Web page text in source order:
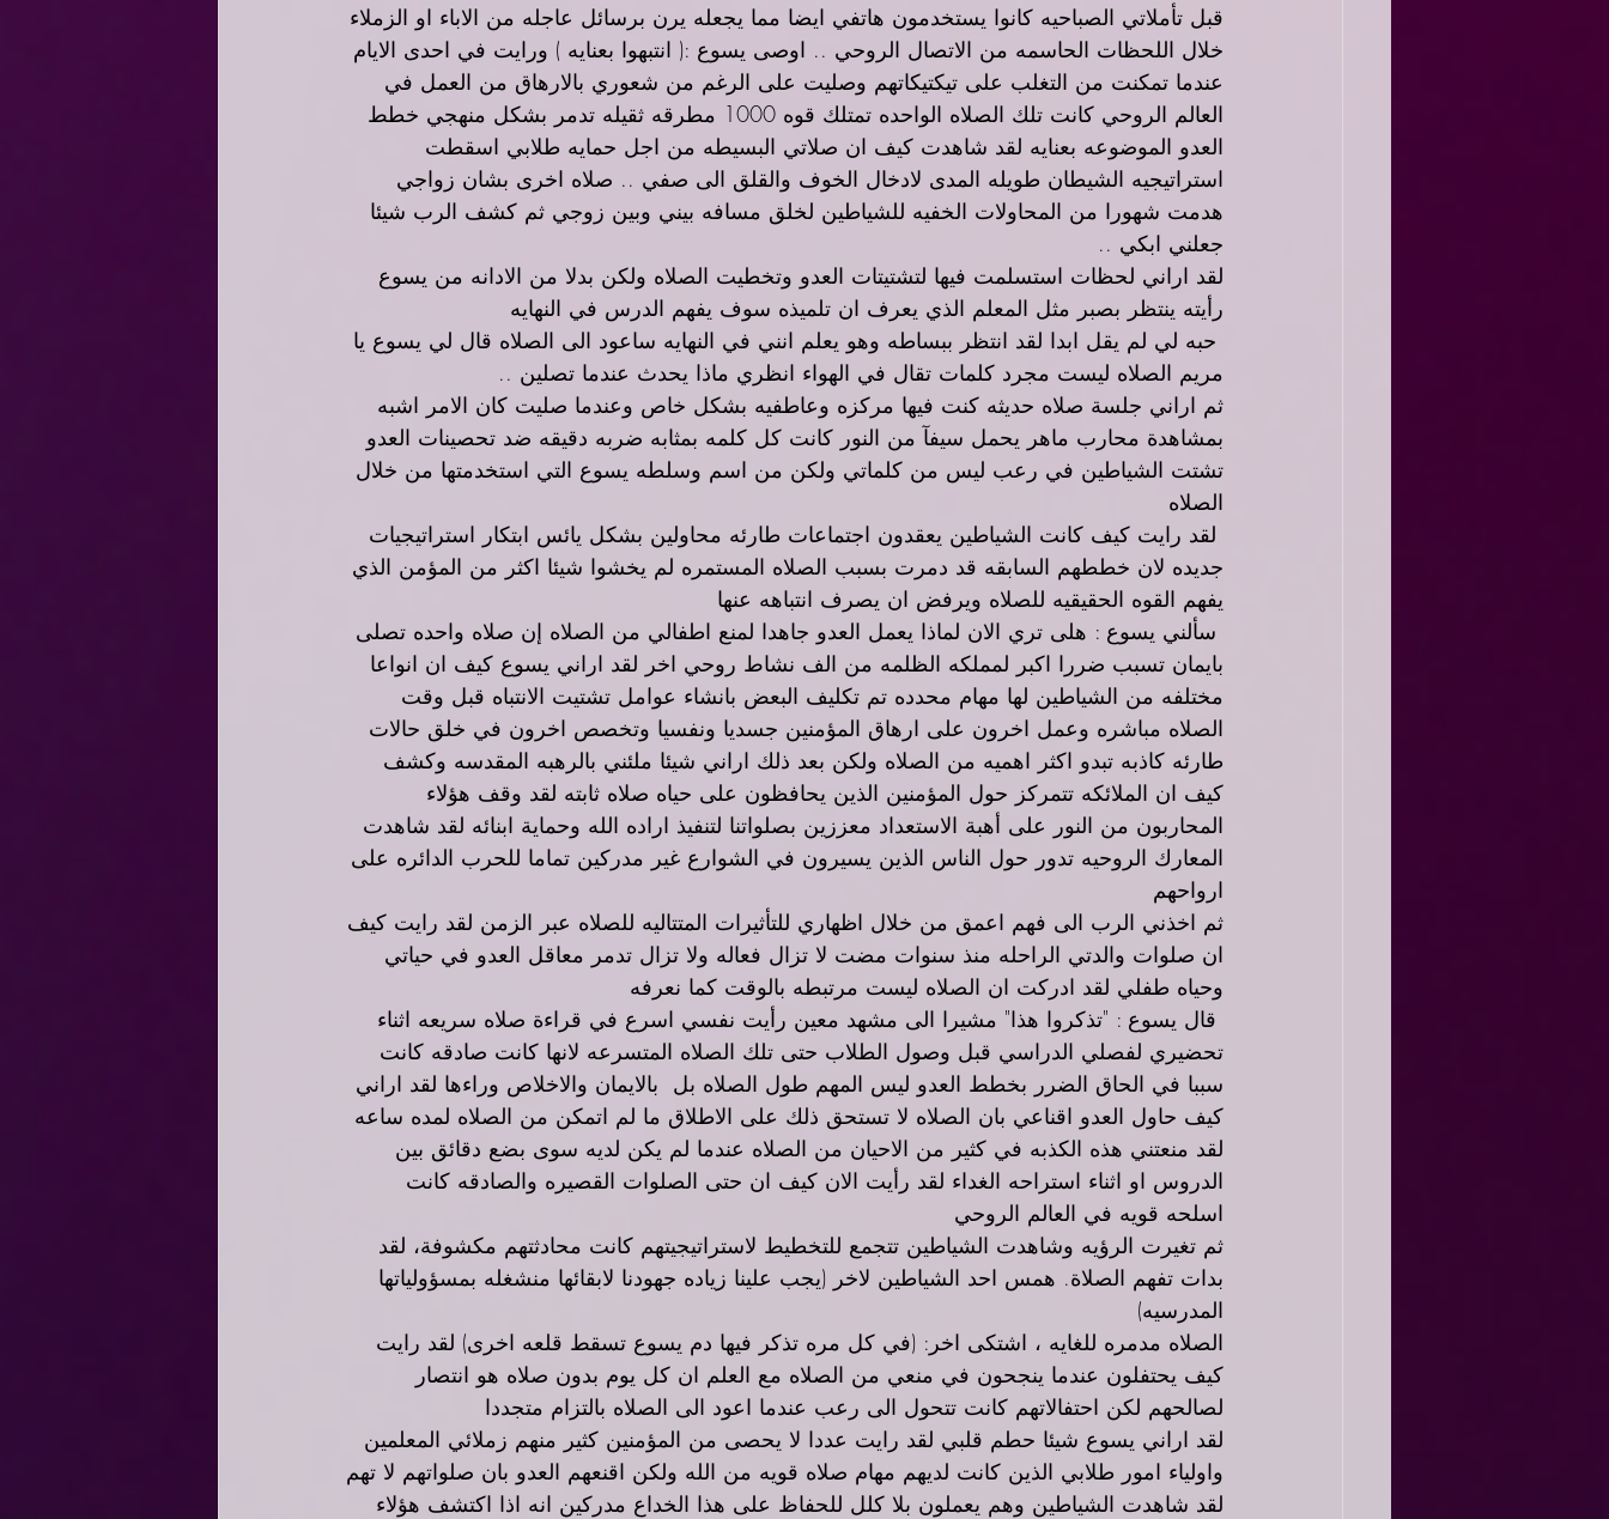
قبل تأملاتي الصباحيه كانوا يستخدمون هاتفي ايضا مما يجعله يرن برسائل عاجله من الاباء او الزملاء
خلال اللحظات الحاسمه من الاتصال الروحي .. اوصى يسوع :( انتبهوا بعنايه ) ورايت في احدى الايام
عندما تمكنت من التغلب على تيكتيكاتهم وصليت على الرغم من شعوري بالارهاق من العمل في
العالم الروحي كانت تلك الصلاه الواحده تمتلك قوه 1000 مطرقه ثقيله تدمر بشكل منهجي خطط
العدو الموضوعه بعنايه لقد شاهدت كيف ان صلاتي البسيطه من اجل حمايه طلابي اسقطت
استراتيجيه الشيطان طويله المدى لادخال الخوف والقلق الى صفي .. صلاه اخرى بشان زواجي
هدمت شهورا من المحاولات الخفيه للشياطين لخلق مسافه بيني وبين زوجي ثم كشف الرب شيئا
جعلني ابكي ..
لقد اراني لحظات استسلمت فيها لتشتيتات العدو وتخطيت الصلاه ولكن بدلا من الادانه من يسوع
رأيته ينتظر بصبر مثل المعلم الذي يعرف ان تلميذه سوف يفهم الدرس في النهايه
حبه لي لم يقل ابدا لقد انتظر ببساطه وهو يعلم انني في النهايه ساعود الى الصلاه قال لي يسوع يا
مريم الصلاه ليست مجرد كلمات تقال في الهواء انظري ماذا يحدث عندما تصلين ..
ثم اراني جلسة صلاه حديثه كنت فيها مركزه وعاطفيه بشكل خاص وعندما صليت كان الامر اشبه
بمشاهدة محارب ماهر يحمل سيفآ من النور كانت كل كلمه بمثابه ضربه دقيقه ضد تحصينات العدو
تشتت الشياطين في رعب ليس من كلماتي ولكن من اسم وسلطه يسوع التي استخدمتها من خلال
الصلاه
لقد رايت كيف كانت الشياطين يعقدون اجتماعات طارئه محاولين بشكل يائس ابتكار استراتيجيات
جديده لان خططهم السابقه قد دمرت بسبب الصلاه المستمره لم يخشوا شيئا اكثر من المؤمن الذي
يفهم القوه الحقيقيه للصلاه ويرفض ان يصرف انتباهه عنها
سألني يسوع : هلى تري الان لماذا يعمل العدو جاهدا لمنع اطفالي من الصلاه إن صلاه واحده تصلى
بايمان تسبب ضررا اكبر لمملكه الظلمه من الف نشاط روحي اخر لقد اراني يسوع كيف ان انواعا
مختلفه من الشياطين لها مهام محدده تم تكليف البعض بانشاء عوامل تشتيت الانتباه قبل وقت
الصلاه مباشره وعمل اخرون على ارهاق المؤمنين جسديا ونفسيا وتخصص اخرون في خلق حالات
طارئه كاذبه تبدو اكثر اهميه من الصلاه ولكن بعد ذلك اراني شيئا ملئني بالرهبه المقدسه وكشف
كيف ان الملائكه تتمركز حول المؤمنين الذين يحافظون على حياه صلاه ثابته لقد وقف هؤلاء
المحاربون من النور على أهبة الاستعداد معززين بصلواتنا لتنفيذ اراده الله وحماية ابنائه لقد شاهدت
المعارك الروحيه تدور حول الناس الذين يسيرون في الشوارع غير مدركين تماما للحرب الدائره على
ارواحهم
ثم اخذني الرب الى فهم اعمق من خلال اظهاري للتأثيرات المتتاليه للصلاه عبر الزمن لقد رايت كيف
ان صلوات والدتي الراحله منذ سنوات مضت لا تزال فعاله ولا تزال تدمر معاقل العدو في حياتي
وحياه طفلي لقد ادركت ان الصلاه ليست مرتبطه بالوقت كما نعرفه
قال يسوع : "تذكروا هذا" مشيرا الى مشهد معين رأيت نفسي اسرع في قراءة صلاه سريعه اثناء
تحضيري لفصلي الدراسي قبل وصول الطلاب حتى تلك الصلاه المتسرعه لانها كانت صادقه كانت
سببا في الحاق الضرر بخطط العدو ليس المهم طول الصلاه بل  بالايمان والاخلاص وراءها لقد اراني
كيف حاول العدو اقناعي بان الصلاه لا تستحق ذلك على الاطلاق ما لم اتمكن من الصلاه لمده ساعه
لقد منعتني هذه الكذبه في كثير من الاحيان من الصلاه عندما لم يكن لديه سوى بضع دقائق بين
الدروس او اثناء استراحه الغداء لقد رأيت الان كيف ان حتى الصلوات القصيره والصادقه كانت
اسلحه قويه في العالم الروحي
ثم تغيرت الرؤيه وشاهدت الشياطين تتجمع للتخطيط لاستراتيجيتهم كانت محادثتهم مكشوفة، لقد
بدات تفهم الصلاة. همس احد الشياطين لاخر (يجب علينا زياده جهودنا لابقائها منشغله بمسؤولياتها
المدرسيه)
الصلاه مدمره للغايه ، اشتكى اخر: (في كل مره تذكر فيها دم يسوع تسقط قلعه اخرى) لقد رايت
كيف يحتفلون عندما ينجحون في منعي من الصلاه مع العلم ان كل يوم بدون صلاه هو انتصار
لصالحهم لكن احتفالاتهم كانت تتحول الى رعب عندما اعود الى الصلاه بالتزام متجددا
لقد اراني يسوع شيئا حطم قلبي لقد رايت عددا لا يحصى من المؤمنين كثير منهم زملائي المعلمين
واولياء امور طلابي الذين كانت لديهم مهام صلاه قويه من الله ولكن اقنعهم العدو بان صلواتهم لا تهم
لقد شاهدت الشياطين وهم يعملون بلا كلل للحفاظ على هذا الخداع مدركين انه اذا اكتشف هؤلاء